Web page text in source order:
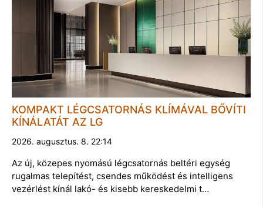
KOMPAKT LÉGCSATORNÁS KLÍMÁVAL BŐVÍTI
KÍNÁLATÁT AZ LG
2026. augusztus. 8. 22:14
Az új, közepes nyomású légcsatornás beltéri egység
rugalmas telepítést, csendes működést és intelligens
vezérlést kínál lakó- és kisebb kereskedelmi t…